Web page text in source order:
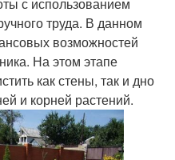
труда. В данном
возможностей
На этом этапе
как стены, так и дно
и корней растений.